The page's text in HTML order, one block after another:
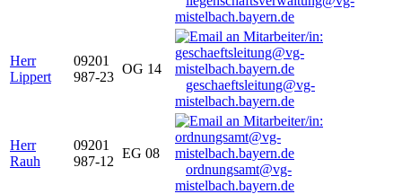
mistelbach.bayern.de
Herr
Lippert
09201
987-23
OG 14
geschaeftsleitung@vg-
mistelbach.bayern.de
Herr
Rauh
09201
987-12
EG 08
ordnungsamt@vg-
mistelbach.bayern.de